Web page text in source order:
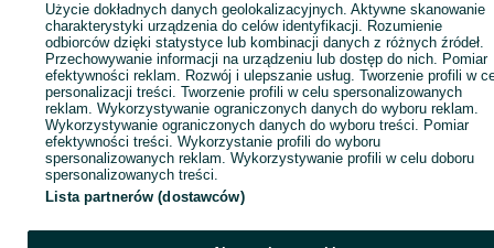
Użycie dokładnych danych geolokalizacyjnych. Aktywne skanowanie
charakterystyki urządzenia do celów identyfikacji. Rozumienie
odbiorców dzięki statystyce lub kombinacji danych z różnych źródeł.
Przechowywanie informacji na urządzeniu lub dostęp do nich. Pomiar
efektywności reklam. Rozwój i ulepszanie usług. Tworzenie profili w
personalizacji treści. Tworzenie profili w celu spersonalizowanych
reklam. Wykorzystywanie ograniczonych danych do wyboru reklam.
Wykorzystywanie ograniczonych danych do wyboru treści. Pomiar
efektywności treści. Wykorzystanie profili do wyboru
spersonalizowanych reklam. Wykorzystywanie profili w celu doboru
spersonalizowanych treści.
Lista partnerów (dostawców)